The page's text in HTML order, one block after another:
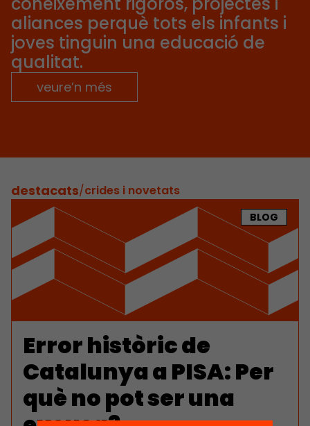
aliances perquè tots els infants i
joves tinguin una educació de
qualitat.
veure’n més
destacats/crides i novetats
BLOG
Error històric de
Catalunya a PISA: Per
què no pot ser una